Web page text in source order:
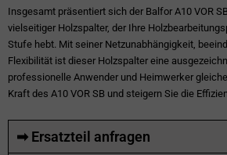
Insgesamt präsentiert sich der Balfor A10 VOR
vielseitiger Holzspalter, der Ihre
Stufe hebt. Mit seiner Netzunabhängigkeit,
Flexibilität ist dieser Holzspalter eine
professionelle Anwender und Heimwerker
Kraft des A10 VOR SB und steigern Sie die
➡ Ersatzteil anfragen